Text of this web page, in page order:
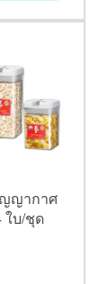
ญากาศ
ใบ/ชุด